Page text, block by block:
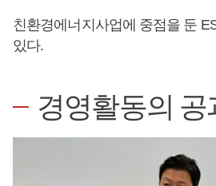
친환경에너지사업에 중점을 둔
있다.
경영활동의 공